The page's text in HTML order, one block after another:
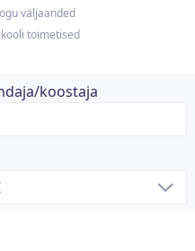
väljaanded
toimetised
koostaja